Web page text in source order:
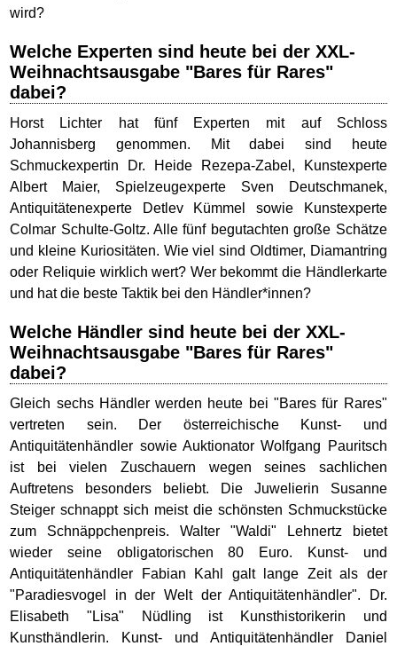
wird?
Welche Experten sind heute bei der XXL-
Weihnachtsausgabe "Bares für Rares"
dabei?
Horst Lichter hat fünf Experten mit auf Schloss
Johannisberg genommen. Mit dabei sind heute
Schmuckexpertin Dr. Heide Rezepa-Zabel, Kunstexperte
Albert Maier, Spielzeugexperte Sven Deutschmanek,
Antiquitätenexperte Detlev Kümmel sowie Kunstexperte
Colmar Schulte-Goltz. Alle fünf begutachten große Schätze
und kleine Kuriositäten. Wie viel sind Oldtimer, Diamantring
oder Reliquie wirklich wert? Wer bekommt die Händlerkarte
und hat die beste Taktik bei den Händler*innen?
Welche Händler sind heute bei der XXL-
Weihnachtsausgabe "Bares für Rares"
dabei?
Gleich sechs Händler werden heute bei "Bares für Rares"
vertreten sein. Der österreichische Kunst- und
Antiquitätenhändler sowie Auktionator Wolfgang Pauritsch
ist bei vielen Zuschauern wegen seines sachlichen
Auftretens besonders beliebt. Die Juwelierin Susanne
Steiger schnappt sich meist die schönsten Schmuckstücke
zum Schnäppchenpreis. Walter "Waldi" Lehnertz bietet
wieder seine obligatorischen 80 Euro. Kunst- und
Antiquitätenhändler Fabian Kahl galt lange Zeit als der
"Paradiesvogel in der Welt der Antiquitätenhändler". Dr.
Elisabeth "Lisa" Nüdling ist Kunsthistorikerin und
Kunsthändlerin. Kunst- und Antiquitätenhändler Daniel